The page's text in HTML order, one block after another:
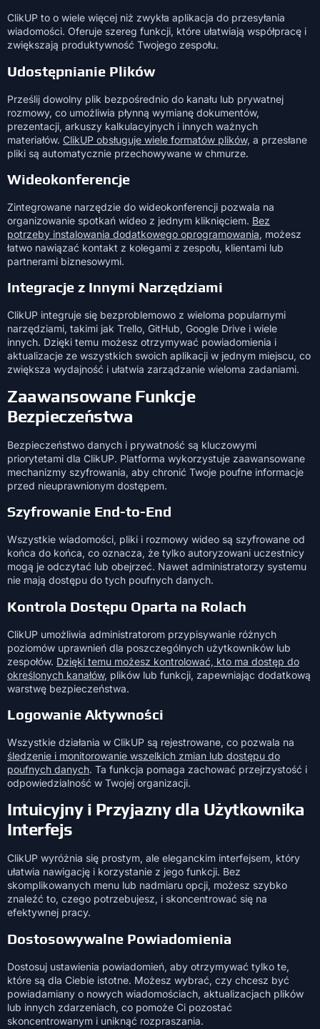
ClikUP to o wiele więcej niż zwykła aplikacja do przesyłania
wiadomości. Oferuje szereg funkcji, które ułatwiają współpracę i
zwiększają produktywność Twojego zespołu.
Udostępnianie Plików
Prześlij dowolny plik bezpośrednio do kanału lub prywatnej
rozmowy, co umożliwia płynną wymianę dokumentów,
prezentacji, arkuszy kalkulacyjnych i innych ważnych
materiałów. ClikUP obsługuje wiele formatów plików, a przesłane
pliki są automatycznie przechowywane w chmurze.
Wideokonferencje
Zintegrowane narzędzie do wideokonferencji pozwala na
organizowanie spotkań wideo z jednym kliknięciem. Bez
potrzeby instalowania dodatkowego oprogramowania, możesz
łatwo nawiązać kontakt z kolegami z zespołu, klientami lub
partnerami biznesowymi.
Integracje z Innymi Narzędziami
ClikUP integruje się bezproblemowo z wieloma popularnymi
narzędziami, takimi jak Trello, GitHub, Google Drive i wiele
innych. Dzięki temu możesz otrzymywać powiadomienia i
aktualizacje ze wszystkich swoich aplikacji w jednym miejscu, co
zwiększa wydajność i ułatwia zarządzanie wieloma zadaniami.
Zaawansowane Funkcje
Bezpieczeństwa
Bezpieczeństwo danych i prywatność są kluczowymi
priorytetami dla ClikUP. Platforma wykorzystuje zaawansowane
mechanizmy szyfrowania, aby chronić Twoje poufne informacje
przed nieuprawnionym dostępem.
Szyfrowanie End-to-End
Wszystkie wiadomości, pliki i rozmowy wideo są szyfrowane od
końca do końca, co oznacza, że tylko autoryzowani uczestnicy
mogą je odczytać lub obejrzeć. Nawet administratorzy systemu
nie mają dostępu do tych poufnych danych.
Kontrola Dostępu Oparta na Rolach
ClikUP umożliwia administratorom przypisywanie różnych
poziomów uprawnień dla poszczególnych użytkowników lub
zespołów. Dzięki temu możesz kontrolować, kto ma dostęp do
określonych kanałów, plików lub funkcji, zapewniając dodatkową
warstwę bezpieczeństwa.
Logowanie Aktywności
Wszystkie działania w ClikUP są rejestrowane, co pozwala na
śledzenie i monitorowanie wszelkich zmian lub dostępu do
poufnych danych. Ta funkcja pomaga zachować przejrzystość i
odpowiedzialność w Twojej organizacji.
Intuicyjny i Przyjazny dla Użytkownika
Interfejs
ClikUP wyróżnia się prostym, ale eleganckim interfejsem, który
ułatwia nawigację i korzystanie z jego funkcji. Bez
skomplikowanych menu lub nadmiaru opcji, możesz szybko
znaleźć to, czego potrzebujesz, i skoncentrować się na
efektywnej pracy.
Dostosowywalne Powiadomienia
Dostosuj ustawienia powiadomień, aby otrzymywać tylko te,
które są dla Ciebie istotne. Możesz wybrać, czy chcesz być
powiadamiany o nowych wiadomościach, aktualizacjach plików
lub innych zdarzeniach, co pomoże Ci pozostać
skoncentrowanym i uniknąć rozpraszania.